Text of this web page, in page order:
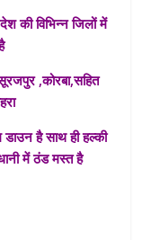
की विभिन्न जिलों में
,कोरबा,सहित
है साथ ही हल्की
में ठंड मस्त है